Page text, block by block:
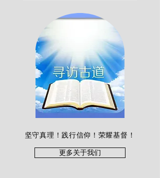
坚守真理！践行信仰！荣耀基督！
更多关于我们